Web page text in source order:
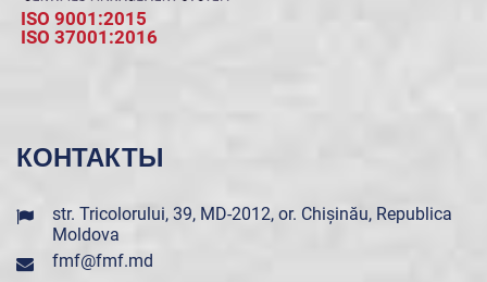
ISO 9001:2015
ISO 37001:2016
КОНТАКТЫ
str. Tricolorului, 39, MD-2012, or. Chișinău, Republica
Moldova
fmf@fmf.md